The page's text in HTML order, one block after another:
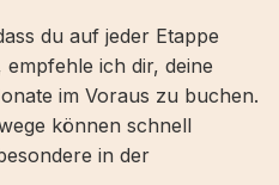
du auf jeder Etappe
ich dir, deine
im Voraus zu buchen.
können schnell
in der